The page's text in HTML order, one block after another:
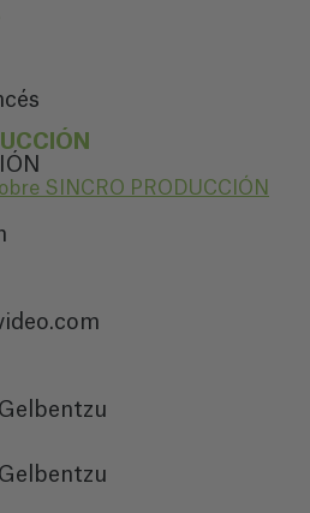
SINCRO PRODUCCIÓN